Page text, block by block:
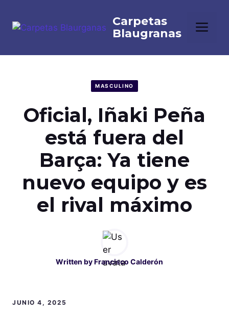
contenido
MASCULINO
Oficial, Iñaki Peña
está fuera del
Barça: Ya tiene
nuevo equipo y es
el rival máximo
Written byFrancisco Calderón
JUNIO 4, 2025